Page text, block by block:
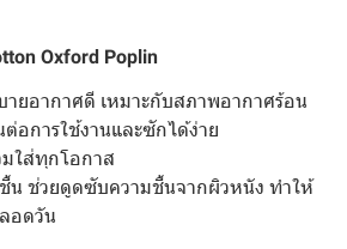
Oxford Poplin
ายอากาศดี เหมาะกับสภาพอากาศร้อน
อการใช้งานและซักได้ง่าย
มใส่ทุกโอกาส
ชื้น ช่วยดูดซับความชื้นจากผิวหนัง ทำให้
อดวัน